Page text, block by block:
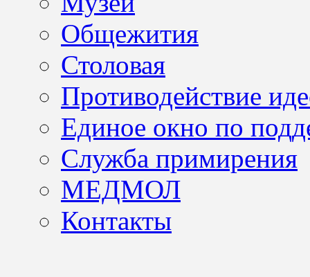
Общежития
Столовая
Противодействие
Единое окно по
Служба примирения
МЕДМОЛ
Контакты